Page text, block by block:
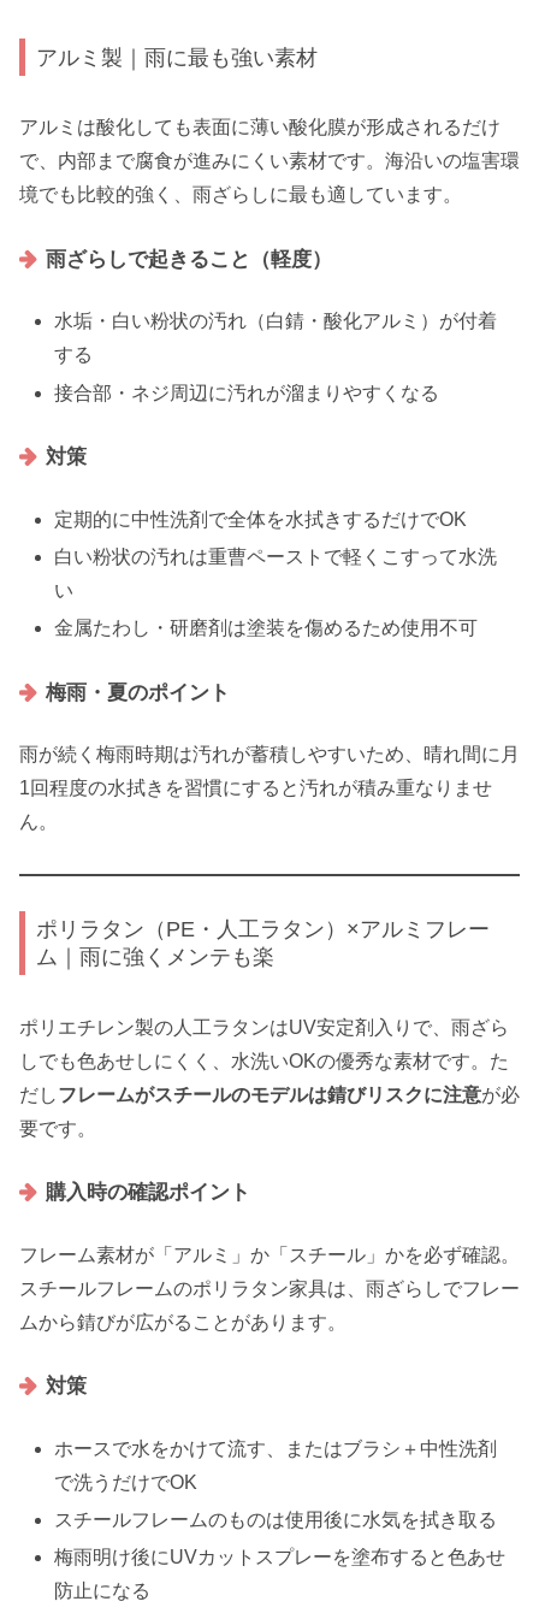
アルミ製｜雨に最も強い素材
アルミは酸化しても表面に薄い酸化膜が形成されるだけ
で、内部まで腐食が進みにくい素材です。海沿いの塩害環
境でも比較的強く、雨ざらしに最も適しています。
雨ざらしで起きること（軽度）
水垢・白い粉状の汚れ（白錆・酸化アルミ）が付着
する
接合部・ネジ周辺に汚れが溜まりやすくなる
対策
定期的に中性洗剤で全体を水拭きするだけでOK
白い粉状の汚れは重曹ペーストで軽くこすって水洗
い
金属たわし・研磨剤は塗装を傷めるため使用不可
梅雨・夏のポイント
雨が続く梅雨時期は汚れが蓄積しやすいため、晴れ間に月
1回程度の水拭きを習慣にすると汚れが積み重なりませ
ん。
ポリラタン（PE・人工ラタン）×アルミフレー
ム｜雨に強くメンテも楽
ポリエチレン製の人工ラタンはUV安定剤入りで、雨ざら
しでも色あせしにくく、水洗いOKの優秀な素材です。た
だしフレームがスチールのモデルは錆びリスクに注意が必
要です。
購入時の確認ポイント
フレーム素材が「アルミ」か「スチール」かを必ず確認。
スチールフレームのポリラタン家具は、雨ざらしでフレー
ムから錆びが広がることがあります。
対策
ホースで水をかけて流す、またはブラシ＋中性洗剤
で洗うだけでOK
スチールフレームのものは使用後に水気を拭き取る
梅雨明け後にUVカットスプレーを塗布すると色あせ
防止になる